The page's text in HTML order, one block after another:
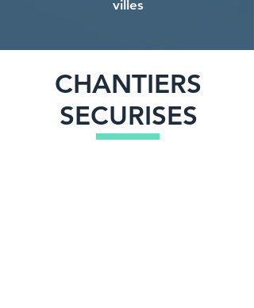
villes
CHANTIERS
SECURISES